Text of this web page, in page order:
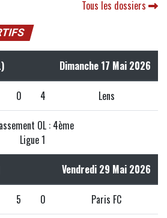
Tous les dossiers
Dimanche 17 Mai 2026
0 4 Lens
OL : 4ème
Ligue 1
Vendredi 29 Mai 2026
5 0 Paris FC